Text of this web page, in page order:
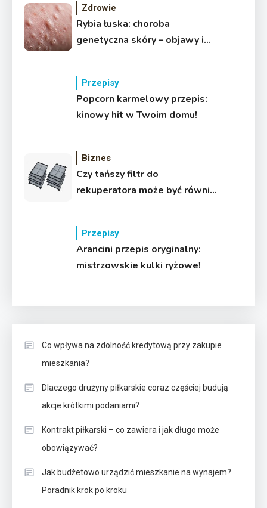
Zdrowie
Rybia łuska: choroba
genetyczna skóry – objawy i
Przepisy
Popcorn karmelowy przepis:
kinowy hit w Twoim domu!
Biznes
Czy tańszy filtr do
rekuperatora może być równie
Przepisy
Arancini przepis oryginalny:
mistrzowskie kulki ryżowe!
Co wpływa na zdolność kredytową przy zakupie
mieszkania?
Dlaczego drużyny piłkarskie coraz częściej budują
akcje krótkimi podaniami?
Kontrakt piłkarski – co zawiera i jak długo może
obowiązywać?
Jak budżetowo urządzić mieszkanie na wynajem?
Poradnik krok po kroku